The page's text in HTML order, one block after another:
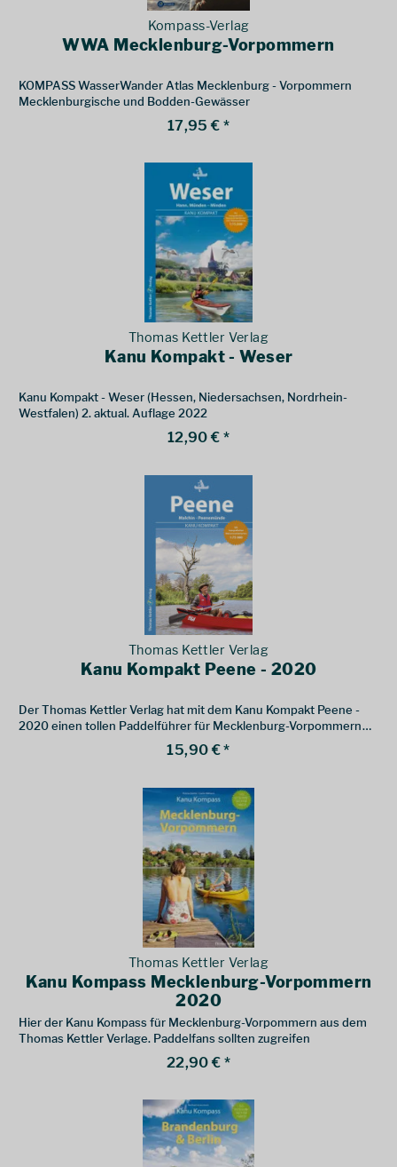
Kompass-Verlag
WWA Mecklenburg-Vorpommern
KOMPASS WasserWander Atlas Mecklenburg - Vorpommern
Mecklenburgische und Bodden-Gewässer
17,95 € *
Thomas Kettler Verlag
Kanu Kompakt - Weser
Kanu Kompakt - Weser (Hessen, Niedersachsen, Nordrhein-
Westfalen) 2. aktual. Auflage 2022
12,90 € *
Thomas Kettler Verlag
Kanu Kompakt Peene - 2020
Der Thomas Kettler Verlag hat mit dem Kanu Kompakt Peene -
2020 einen tollen Paddelführer für Mecklenburg-Vorpommern
15,90 € *
Thomas Kettler Verlag
Kanu Kompass Mecklenburg-Vorpommern
2020
Hier der Kanu Kompass für Mecklenburg-Vorpommern aus dem
Thomas Kettler Verlage. Paddelfans sollten zugreifen
22,90 € *